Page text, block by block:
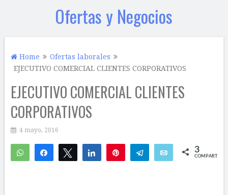
Ofertas y Negocios
Home
Ofertas laborales
EJECUTIVO COMERCIAL CLIENTES CORPORATIVOS
EJECUTIVO COMERCIAL CLIENTES
CORPORATIVOS
4 mayo, 2016
WhatsAppCompartirTwittear Compartir Telegram Email 3
COMPARTIR